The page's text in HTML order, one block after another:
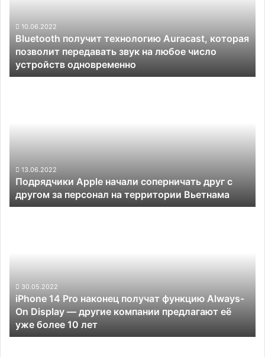
передавать
звук
на
любое
число
10.06.2022
Bluetooth получит технологию Auracast, которая
позволит передавать звук на любое число
устройств одновременно
за
персонал
на
территории
13.06.2022
Подрядчики Apple начали соперничать друг с
другом за персонал на территории Вьетнама
Always-
On
Display —
другие
компании
30.05.2022
iPhone 14 Pro наконец получат функцию Always-
On Display — другие компании предлагают её
уже более 10 лет